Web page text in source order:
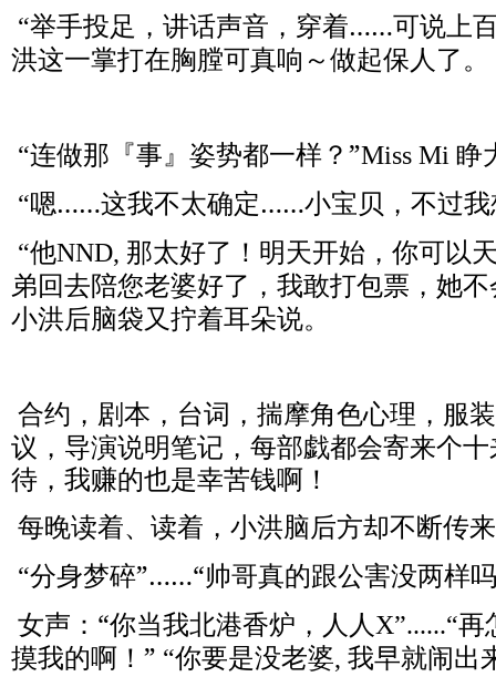
“举手投足，讲话声音，穿着……可说上
洪这一掌打在胸膛可真响～做起保人了。
“连做那『事』姿势都一样？”Miss Mi 睁
“嗯……这我不太确定……小宝贝，不过我
“他NND, 那太好了！明天开始，你可以
弟回去陪您老婆好了，我敢打包票，她
小洪后脑袋又拧着耳朵说。
合约，剧本，台词，揣摩角色心理，服
议，导演说明笔记，每部戯都会寄来个
待，我赚的也是幸苦钱啊！
每晚读着、读着，小洪脑后方却不断传
“分身梦碎”……“帅哥真的跟公害没两样
女声：“你当我北港香炉，人人X”......“再
摸我的啊！” “你要是没老婆, 我早就闹出